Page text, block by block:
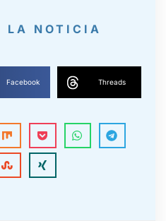
LA NOTICIA
Facebook Threads